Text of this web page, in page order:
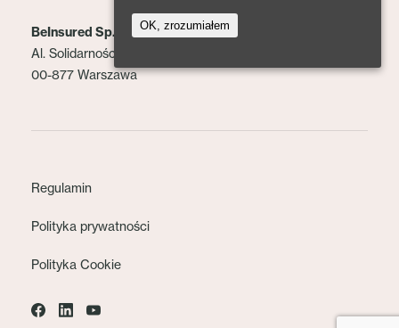
BeInsured Sp. z o.o.
Al. Solidarności 153 lok. 2
00-877 Warszawa
Regulamin
Polityka prywatności
Polityka Cookie
OK, zrozumiałem